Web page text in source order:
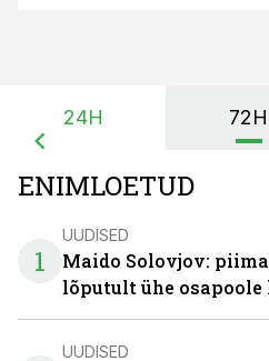
24H 72H
ENIMLOETUD
1
UUDISED
Maido Solovjov:
lõputult ühe osapoole
UUDISED